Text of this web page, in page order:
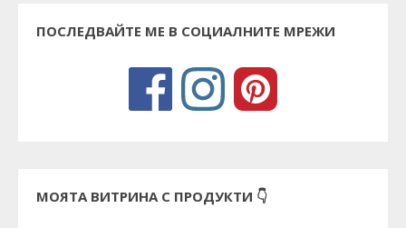
ПОСЛЕДВАЙТЕ МЕ В СОЦИАЛНИТЕ МРЕЖИ
МОЯТА ВИТРИНА С ПРОДУКТИ 👇